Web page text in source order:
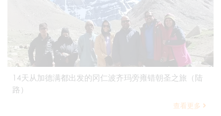
14天从加德满都出发的冈仁波齐玛旁雍错朝圣之旅（陆
路）
查看更多